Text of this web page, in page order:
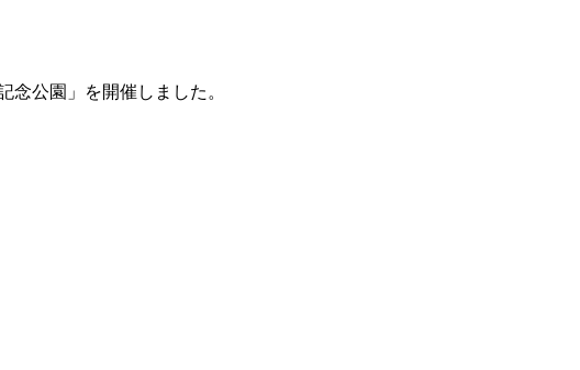
公園」を開催しました。